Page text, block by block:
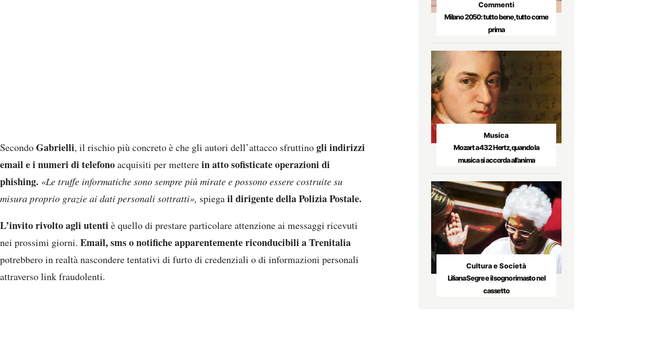
SecondoGabrielli, il rischio più concreto è che gli autori dell’attacco sfruttinogli indirizzi
email e i numeri di telefonoacquisiti per metterein atto sofisticate operazioni di
phishing. «Le truffe informatiche sono sempre più mirate e possono essere costruite su
misura proprio grazie ai dati personali sottratti», spiegail dirigente della Polizia Postale.
L’invito rivolto agli utenti è quello di prestare particolare attenzione ai messaggi ricevuti
nei prossimi giorni. Email, sms o notifiche apparentemente riconducibili a Trenitalia
potrebbero in realtà nascondere tentativi di furto di credenziali o di informazioni personali
attraverso link fraudolenti.
Commenti
Milano 2050: tutto bene, tutto come
prima
Musica
Mozart a 432 Hertz, quando la
musica si accorda all’anima
Cultura e Società
Liliana Segre e il sogno rimasto nel
cassetto